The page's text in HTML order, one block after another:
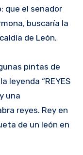
que el senador
buscaría la
de León.
pintas de
leyenda “REYES
una
reyes. Rey en
de un león en